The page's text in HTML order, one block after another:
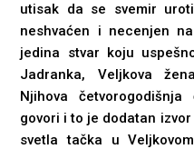
utisak da se svemir
neshvaćen i necenjen
jedina stvar koju
Jadranka, Veljkova
Njihova
govori i to je dodatan
svetla tačka u